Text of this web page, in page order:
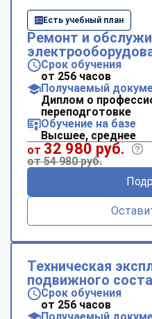
Есть учебный план
Ремонт и
Срок обучения
от 256 часов
Получаемый
Диплом о
переподготовке
Обучение на базе
Высшее, среднее
от 32 980 руб.
от 54 980 руб.
Техническая
подвижного
Срок обучения
от 256 часов